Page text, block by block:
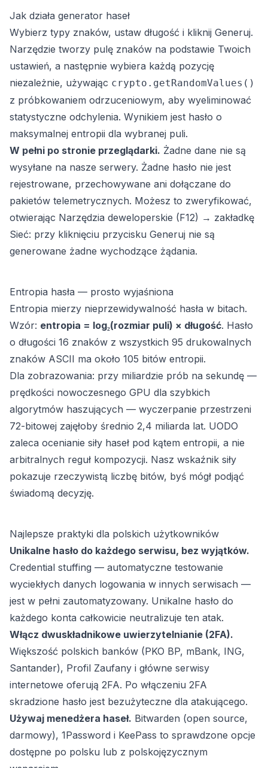
Jak działa generator haseł
Wybierz typy znaków, ustaw długość i kliknij Generuj.
Narzędzie tworzy pulę znaków na podstawie Twoich
ustawień, a następnie wybiera każdą pozycję
niezależnie, używając crypto.getRandomValues()
z próbkowaniem odrzuceniowym, aby wyeliminować
statystyczne odchylenia. Wynikiem jest hasło o
maksymalnej entropii dla wybranej puli.
W pełni po stronie przeglądarki. Żadne dane nie są
wysyłane na nasze serwery. Żadne hasło nie jest
rejestrowane, przechowywane ani dołączane do
pakietów telemetrycznych. Możesz to zweryfikować,
otwierając Narzędzia deweloperskie (F12) → zakładkę
Sieć: przy kliknięciu przycisku Generuj nie są
generowane żadne wychodzące żądania.
Entropia hasła — prosto wyjaśniona
Entropia mierzy nieprzewidywalność hasła w bitach.
Wzór: entropia = log₂(rozmiar puli) × długość. Hasło
o długości 16 znaków z wszystkich 95 drukowalnych
znaków ASCII ma około 105 bitów entropii.
Dla zobrazowania: przy miliardzie prób na sekundę —
prędkości nowoczesnego GPU dla szybkich
algorytmów haszujących — wyczerpanie przestrzeni
72-bitowej zajęłoby średnio 2,4 miliarda lat. UODO
zaleca ocenianie siły haseł pod kątem entropii, a nie
arbitralnych reguł kompozycji. Nasz wskaźnik siły
pokazuje rzeczywistą liczbę bitów, byś mógł podjąć
świadomą decyzję.
Najlepsze praktyki dla polskich użytkowników
Unikalne hasło do każdego serwisu, bez wyjątków.
Credential stuffing — automatyczne testowanie
wyciekłych danych logowania w innych serwisach —
jest w pełni zautomatyzowany. Unikalne hasło do
każdego konta całkowicie neutralizuje ten atak.
Włącz dwuskładnikowe uwierzytelnianie (2FA).
Większość polskich banków (PKO BP, mBank, ING,
Santander), Profil Zaufany i główne serwisy
internetowe oferują 2FA. Po włączeniu 2FA
skradzione hasło jest bezużyteczne dla atakującego.
Używaj menedżera haseł. Bitwarden (open source,
darmowy), 1Password i KeePass to sprawdzone opcje
dostępne po polsku lub z polskojęzycznym